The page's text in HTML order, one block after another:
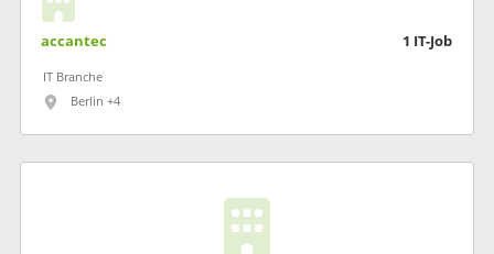
accantec 1 IT-Job
IT Branche
Berlin +4